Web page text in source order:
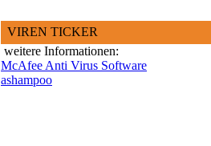
VIREN TICKER
weitere Informationen:
McAfee Anti Virus Software
ashampoo